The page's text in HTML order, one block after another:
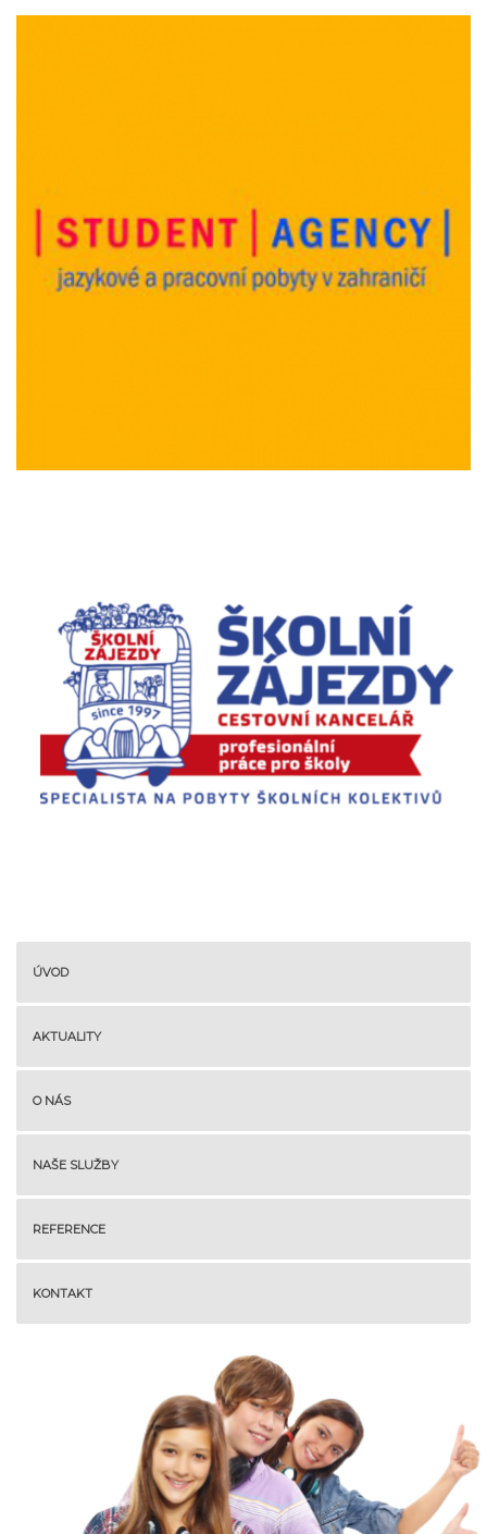
ÚVOD
AKTUALITY
O NÁS
NAŠE SLUŽBY
REFERENCE
KONTAKT